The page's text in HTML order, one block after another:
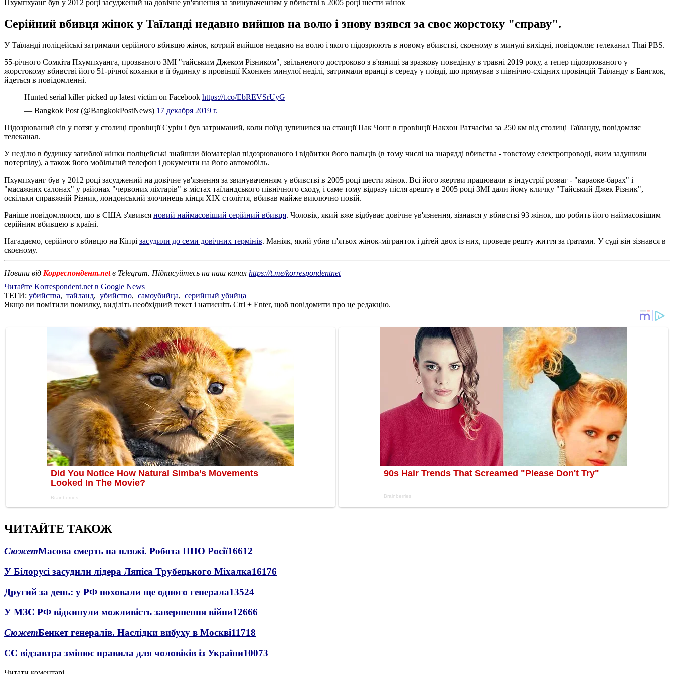
Пхумпхуанг був у 2012 році засуджений на довічне ув'язнення за звинуваченням у вбивстві в 2005 році шести жінок
Серійний вбивця жінок у Таїланді недавно вийшов на волю і знову взявся за своє жорстоку "справу".
У Таїланді поліцейські затримали серійного вбивцю жінок, котрий вийшов недавно на волю і якого підозрюють в новому вбивстві, скоєному в минулі вихідні, повідомляє телеканал Thai PBS.
55-річного Сомкіта Пхумпхуанга, прозваного ЗМІ "тайським Джеком Різником", звільненого достроково з в'язниці за зразкову поведінку в травні 2019 року, а тепер підозрюваного у
жорстокому вбивстві його 51-річної коханки в її будинку в провінції Кхонкен минулої неділі, затримали вранці в середу у поїзді, що прямував з північно-східних провінцій Таїланду в Бангкок,
йдеться в повідомленні.
Hunted serial killer picked up latest victim on Facebook https://t.co/EbREVSrUyG
— Bangkok Post (@BangkokPostNews) 17 декабря 2019 г.
Підозрюваний сів у потяг у столиці провінції Сурін і був затриманий, коли поїзд зупинився на станції Пак Чонг в провінції Накхон Ратчасіма за 250 км від столиці Таїланду, повідомляє
телеканал.
У неділю в будинку загиблої жінки поліцейські знайшли біоматеріал підозрюваного і відбитки його пальців (в тому числі на знарядді вбивства - товстому електропроводі, яким задушили
потерпілу), а також його мобільний телефон і документи на його автомобіль.
Пхумпхуанг був у 2012 році засуджений на довічне ув'язнення за звинуваченням у вбивстві в 2005 році шести жінок. Всі його жертви працювали в індустрії розваг - "караоке-барах" і
"масажних салонах" у районах "червоних ліхтарів" в містах таїландського північного сходу, і саме тому відразу після арешту в 2005 році ЗМІ дали йому кличку "Тайський Джек Різник",
оскільки справжній Різник, лондонський злочинець кінця XIX століття, вбивав майже виключно повій.
Раніше повідомлялося, що в США з'явився новий наймасовіший серійний вбивця. Чоловік, який вже відбуває довічне ув'язнення, зізнався у вбивстві 93 жінок, що робить його наймасовішим
серійним вбивцею в країні.
Нагадаємо, серійного вбивцю на Кіпрі засудили до семи довічних термінів. Маніяк, який убив п'ятьох жінок-мігранток і дітей двох із них, проведе решту життя за ґратами. У суді він зізнався в
скоєному.
Новини від Корреспондент.netв Telegram. Підписуйтесь на наш канал https://t.me/korrespondentnet
Читайте Korrespondent.net в Google News
ТЕГИ: убийства, тайланд, убийство, самоубийца, серийный убийца
Якщо ви помітили помилку, виділіть необхідний текст і натисніть Ctrl + Enter, щоб повідомити про це редакцію.
ЧИТАЙТЕ ТАКОЖ
СюжетМасова смерть на пляжі. Робота ППО Росії16612
У Білорусі засудили лідера Ляпіса Трубецького Міхалка16176
Другий за день: у РФ поховали ще одного генерала13524
У МЗС РФ відкинули можливість завершення війни12666
СюжетБенкет генералів. Наслідки вибуху в Москві11718
ЄС відзавтра змінює правила для чоловіків із України10073